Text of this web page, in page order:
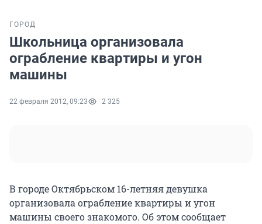
ГОРОД
Школьница организовала
ограбление квартиры и угон
машины
22 февраля 2012, 09:23 2 325
В городе Октябрьском 16-летняя девушка
организовала ограбление квартиры и угон
машины своего знакомого. Об этом сообщает